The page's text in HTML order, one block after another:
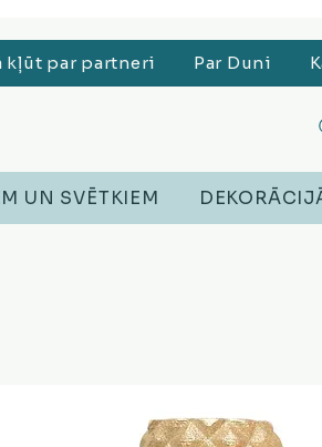
atmiņa, Putekļu sūcēji, Lego, Austiņas
kļūt par partneri Par Duni
UN SVĒTKIEM